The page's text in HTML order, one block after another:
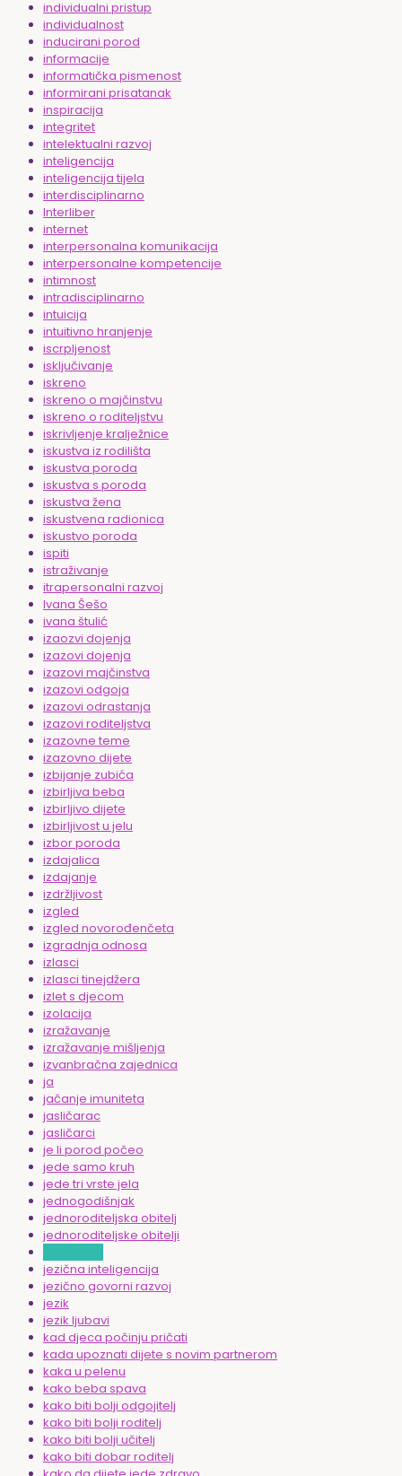
individualni pristup
individualnost
inducirani porod
informacije
informatička pismenost
informirani prisatanak
inspiracija
integritet
intelektualni razvoj
inteligencija
inteligencija tijela
interdisciplinarno
Interliber
internet
interpersonalna komunikacija
interpersonalne kompetencije
intimnost
intradisciplinarno
intuicija
intuitivno hranjenje
iscrpljenost
isključivanje
iskreno
iskreno o majčinstvu
iskreno o roditeljstvu
iskrivljenje kralježnice
iskustva iz rodilišta
iskustva poroda
iskustva s poroda
iskustva žena
iskustvena radionica
iskustvo poroda
ispiti
istraživanje
itrapersonalni razvoj
Ivana Šešo
ivana štulić
izaozvi dojenja
izazovi dojenja
izazovi majčinstva
izazovi odgoja
izazovi odrastanja
izazovi roditeljstva
izazovne teme
izazovno dijete
izbijanje zubića
izbirljiva beba
izbirljivo dijete
izbirljivost u jelu
izbor poroda
izdajalica
izdajanje
izdržljivost
izgled
izgled novorođenčeta
izgradnja odnosa
izlasci
izlasci tinejdžera
izlet s djecom
izolacija
izražavanje
izražavanje mišljenja
izvanbračna zajednica
ja
jačanje imuniteta
jasličarac
jasličarci
je li porod počeo
jede samo kruh
jede tri vrste jela
jednogodišnjak
jednoroditeljska obitelj
jednoroditeljske obitelji
jezična inteligencija
jezično govorni razvoj
jezik
jezik ljubavi
kad djeca počinju pričati
kada upoznati dijete s novim partnerom
kaka u pelenu
kako beba spava
kako biti bolji odgojitelj
kako biti bolji roditelj
kako biti bolji učitelj
kako biti dobar roditelj